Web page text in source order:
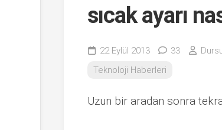
sıcak ayarı
22 Eylül 2013 33
Teknoloji Haberleri
Uzun bir aradan sonra